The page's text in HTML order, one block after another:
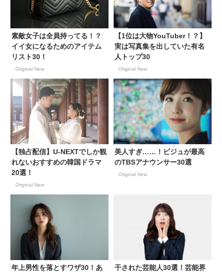
素敵女子は全員持ってる！？
イイ女になるためのアイテム
リスト30！
Original New
【1位は大物YouTuber！？】
実は写真集を出していた有名
人トップ30
Original New
【独占配信】U-NEXTでしか観
れないおすすめの韓国ドラマ
20選！
Original New
美人すぎ……！ビジュが最高
のTBSアナウンサー30選
Original New
年上男性を落とすワザ30！あ
干された芸能人30選！芸能界